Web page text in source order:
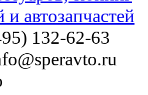
132-62-63